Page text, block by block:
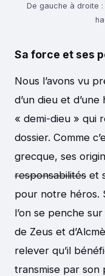
De gauche à droite :
Sa force et ses
Nous l’avons vu
d’un dieu et d’une
« demi-dieu » qui
dossier. Comme
grecque, ses
responsabilités et
pour notre héros.
l’on se penche
de Zeus et
relever qu’il
transmise par son